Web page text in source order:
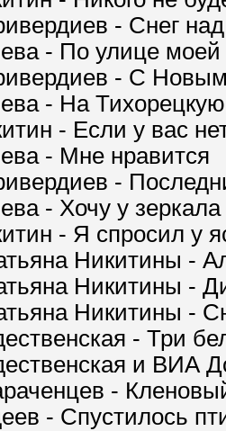
- Снег
- По улице моей
- С
- На Тихорецкую
- Если у вас
- Мне нравится
-
- Хочу у зеркала
- Я спросил у
Никитины -
Никитины -
Никитины -
- Три
и ВИА
-
- Спустилось